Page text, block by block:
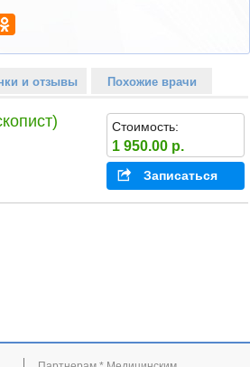
и отзывы Похожие врачи
Стоимость:
1 950.00 р.
Записаться